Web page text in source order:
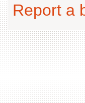
Report a